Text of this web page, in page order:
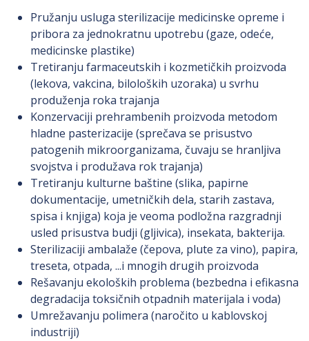
Pružanju usluga sterilizacije medicinske opreme i
pribora za jednokratnu upotrebu (gaze, odeće,
medicinske plastike)
Tretiranju farmaceutskih i kozmetičkih proizvoda
(lekova, vakcina, biloloških uzoraka) u svrhu
produženja roka trajanja
Konzervaciji prehrambenih proizvoda metodom
hladne pasterizacije (sprečava se prisustvo
patogenih mikroorganizama, čuvaju se hranljiva
svojstva i produžava rok trajanja)
Tretiranju kulturne baštine (slika, papirne
dokumentacije, umetničkih dela, starih zastava,
spisa i knjiga) koja je veoma podložna razgradnji
usled prisustva budji (gljivica), insekata, bakterija.
Sterilizaciji ambalaže (čepova, plute za vino), papira,
treseta, otpada, ...i mnogih drugih proizvoda
Rešavanju ekoloških problema (bezbedna i efikasna
degradacija toksičnih otpadnih materijala i voda)
Umrežavanju polimera (naročito u kablovskoj
industriji)